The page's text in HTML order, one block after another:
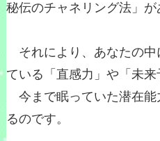
秘伝のチャネリング法」が
それにより、あなたの中
ている「直感力」や「未
今まで眠っていた潜在能
るのです。